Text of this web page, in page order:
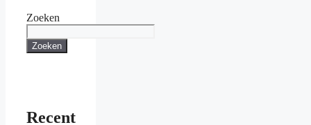
Zoeken
Zoeken
Recent